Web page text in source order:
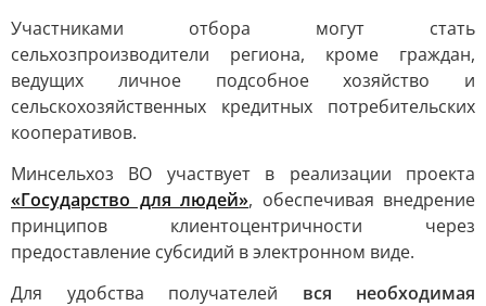
Участниками отбора могут стать
сельхозпроизводители региона, кроме граждан,
ведущих личное подсобное хозяйство и
сельскохозяйственных кредитных потребительских
кооперативов.
Минсельхоз ВО участвует в реализации проекта
«Государство для людей», обеспечивая внедрение
принципов клиентоцентричности через
предоставление субсидий в электронном виде.
Для удобства получателей вся необходимая